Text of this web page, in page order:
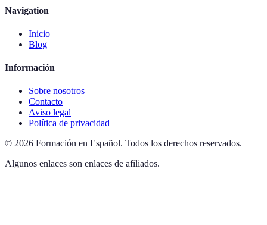
Navigation
Inicio
Blog
Información
Sobre nosotros
Contacto
Aviso legal
Política de privacidad
© 2026 Formación en Español. Todos los derechos reservados.
Algunos enlaces son enlaces de afiliados.